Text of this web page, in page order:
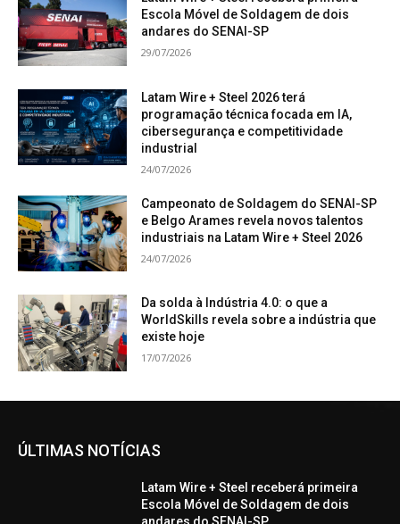
Escola Móvel de Soldagem de dois
andares do SENAI-SP
29/07/2026
Latam Wire + Steel 2026 terá
programação técnica focada em IA,
cibersegurança e competitividade
industrial
24/07/2026
Campeonato de Soldagem do SENAI-SP
e Belgo Arames revela novos talentos
industriais na Latam Wire + Steel 2026
24/07/2026
Da solda à Indústria 4.0: o que a
WorldSkills revela sobre a indústria que
existe hoje
17/07/2026
ÚLTIMAS NOTÍCIAS
Latam Wire + Steel receberá primeira
Escola Móvel de Soldagem de dois